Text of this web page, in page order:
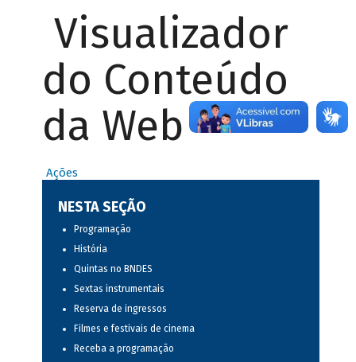
Visualizador
do Conteúdo
da Web
Ações
NESTA SEÇÃO
Programação
História
Quintas no BNDES
Sextas instrumentais
Reserva de ingressos
Filmes e festivais de cinema
Receba a programação